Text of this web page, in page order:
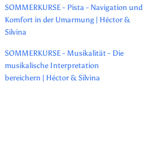
SOMMERKURSE - Pista - Navigation und
Komfort in der Umarmung | Héctor &
Silvina
SOMMERKURSE - Musikalität - Die
musikalische Interpretation
bereichern | Héctor & Silvina